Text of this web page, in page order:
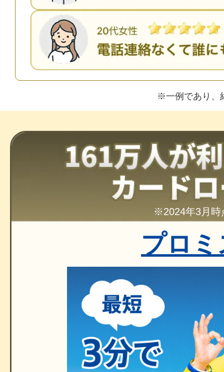
※一例であり、
※2024年3月時
プロミ